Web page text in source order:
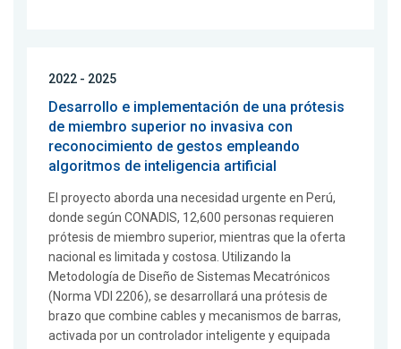
2022 - 2025
Desarrollo e implementación de una prótesis
de miembro superior no invasiva con
reconocimiento de gestos empleando
algoritmos de inteligencia artificial
El proyecto aborda una necesidad urgente en Perú,
donde según CONADIS, 12,600 personas requieren
prótesis de miembro superior, mientras que la oferta
nacional es limitada y costosa. Utilizando la
Metodología de Diseño de Sistemas Mecatrónicos
(Norma VDI 2206), se desarrollará una prótesis de
brazo que combine cables y mecanismos de barras,
activada por un controlador inteligente y equipada